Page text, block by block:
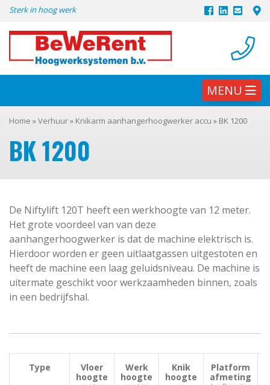
Skip
content
Sterk in hoog werk
MENU
Home »Verhuur» Knikarm aanhangerhoogwerker accu » BK 1200
BK 1200
De Niftylift 120T heeft een werkhoogte van 12 meter.
Het grote voordeel van van deze
aanhangerhoogwerker is dat de machine elektrisch is.
Hierdoor worden er geen uitlaatgassen uitgestoten en
heeft de machine een laag geluidsniveau. De machine is
uitermate geschikt voor werkzaamheden binnen, zoals
in een bedrijfshal.
Type
Vloer
hoogte
Werk
hoogte
Knik
hoogte
Platform
afmeting